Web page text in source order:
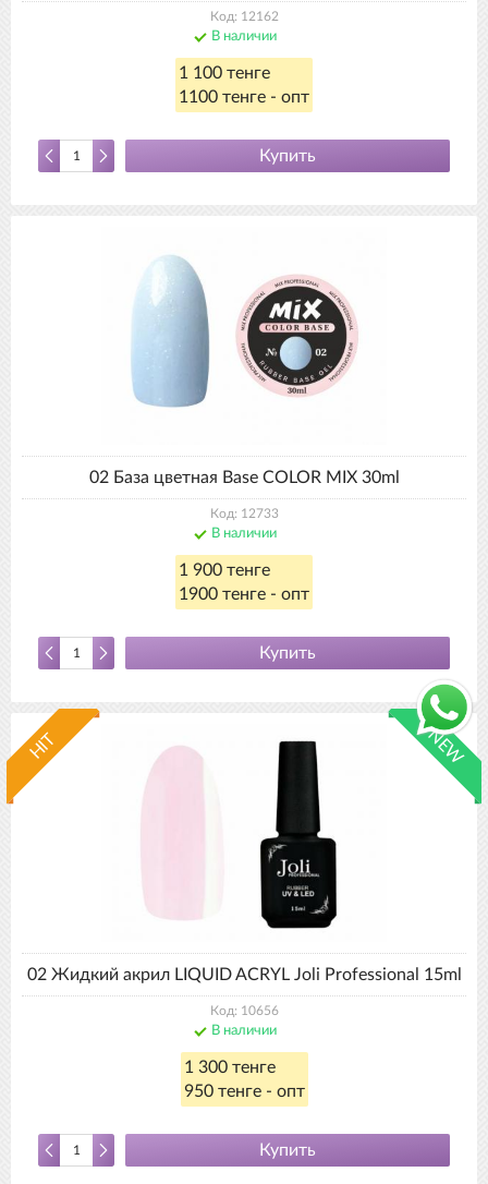
Код: 12162
В наличии
1 100 тенге
1100 тенге - опт
Купить
02 База цветная Base COLOR MIX 30ml
Код: 12733
В наличии
1 900 тенге
1900 тенге - опт
Купить
NEW
HIT
02 Жидкий акрил LIQUID ACRYL Joli Professional 15ml
Код: 10656
В наличии
1 300 тенге
950 тенге - опт
Купить